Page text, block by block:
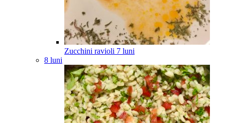
Zucchini ravioli 7 luni
8 luni